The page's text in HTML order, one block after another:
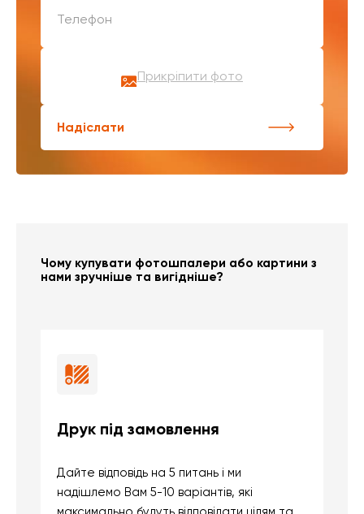
Прикріпити фото
Надіслати
Чому купувати фотошпалери або картини з
нами зручніше та вигідніше?
Друк під замовлення
Дайте відповідь на 5 питань і ми
надішлемо Вам 5-10 варіантів, які